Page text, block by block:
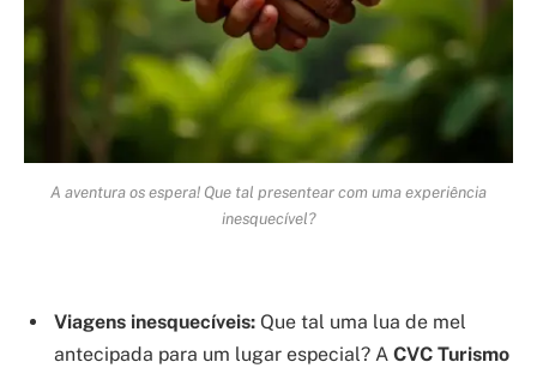
A aventura os espera! Que tal presentear com uma experiência
inesquecível?
Viagens inesquecíveis: Que tal uma lua de mel
antecipada para um lugar especial? A CVC Turismo